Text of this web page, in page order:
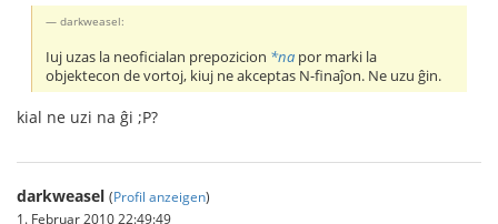
darkweasel:
Iuj uzas la neoficialan prepozicion *na por marki la
objektecon de vortoj, kiuj ne akceptas N-finaĵon. Ne uzu ĝin.
kial ne uzi na ĝi ;P?
darkweasel (Profil anzeigen)
1. Februar 2010 22:49:49